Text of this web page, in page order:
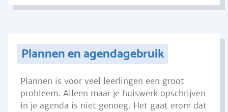
Plannen en agendagebruik
Plannen is voor veel leerlingen een groot
probleem. Alleen maar je huiswerk opschrijven
in je agenda is niet genoeg. Het gaat erom dat